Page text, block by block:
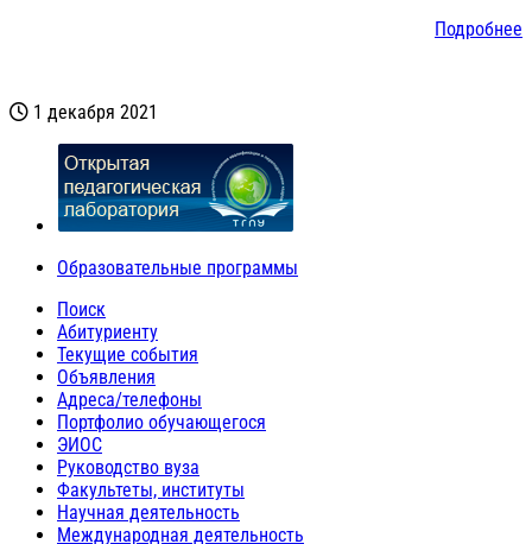
Подробнее
1 декабря 2021
Образовательные программы
Поиск
Абитуриенту
Текущие события
Объявления
Адреса/телефоны
Портфолио обучающегося
ЭИОС
Руководство вуза
Факультеты, институты
Научная деятельность
Международная деятельность